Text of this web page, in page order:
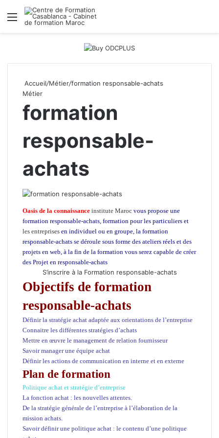
Menu
Accueil/Métier/formation responsable-achats
Métier
formation
responsable-
achats
Oasis de la connaissance institute Maroc vous propose une
formation responsable-achats, formation pour les particuliers et
les entreprises en individuel ou en groupe, la formation
responsable-achats se déroule sous forme des ateliers réels et des
projets en web, à la fin de la formation vous serez capable de créer
des Projet en responsable-achats
S’inscrire à la Formation responsable-achats
Objectifs de formation
responsable-achats
Définir la stratégie achat adaptée aux orientations de l’entreprise
Connaitre les différentes stratégies d’achats
Mettre en œuvre le management de relation fournisseur
Savoir manager une équipe achat
Définir les actions de communication en interne et en externe
Plan de formation
Politique achat et stratégie d’entreprise
La fonction achat : les nouvelles attentes.
De la stratégie générale de l’entreprise à l’élaboration de la
mission achats.
Savoir définir une politique achat : le contenu d’une politique